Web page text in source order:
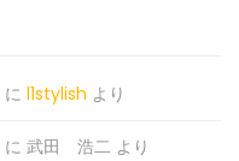
に l1stylish より
に 武田 浩二 より